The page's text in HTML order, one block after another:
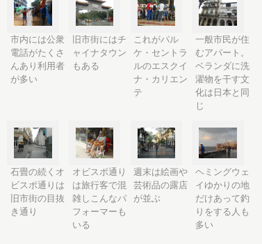
市内には公衆
電話がたくさ
んあり利用者
が多い
旧市街にはチ
ャイナタウン
もある
これがパル
ケ・セントラ
ルのエスクイ
ナ・カリエン
テ
一般市民が住
むアパート。
ベランダに洗
濯物を干す文
化は日本と同
じ
石畳の続くオ
ビスポ通りは
旧市街の目抜
き通り
オビスポ通り
は旅行客で混
雑しこんなパ
フォーマーも
いる
週末は絵画や
芸術品の露店
が並ぶ
ヘミングウェ
イゆかりの地
だけあって釣
りをする人も
多い